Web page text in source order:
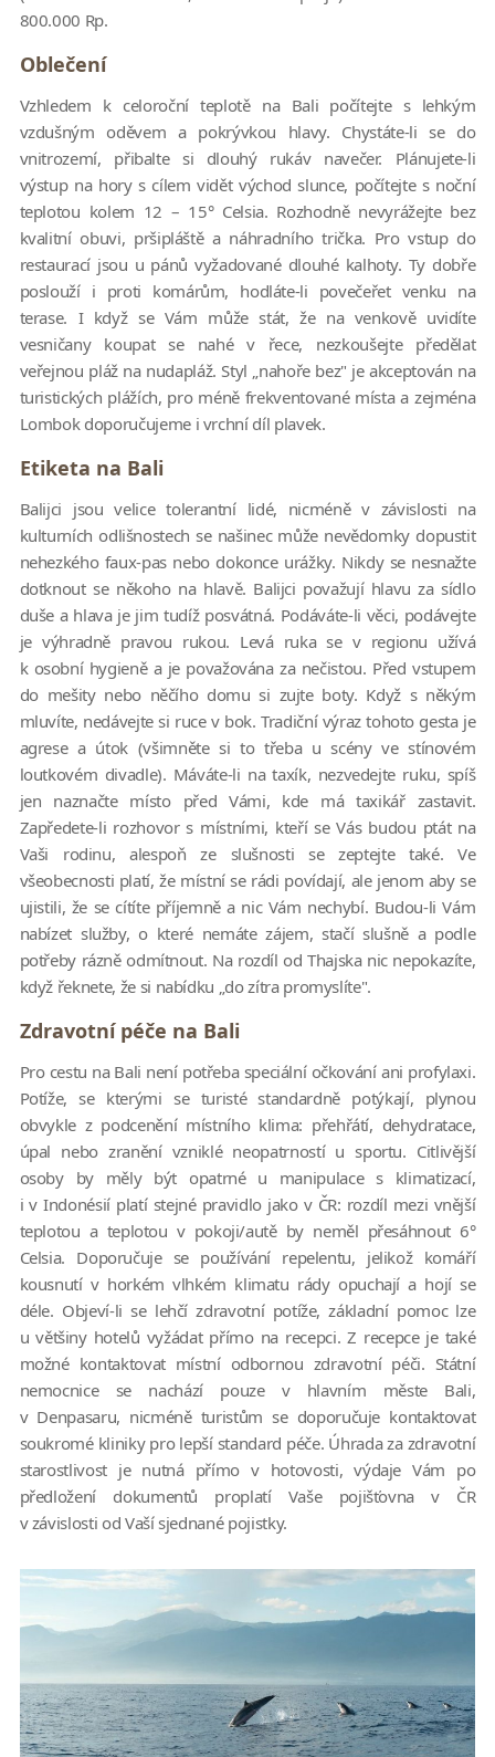
800.000 Rp.
Oblečení
Vzhledem k celoroční teplotě na Bali počítejte s lehkým
vzdušným oděvem a pokrývkou hlavy. Chystáte-li se do
vnitrozemí, přibalte si dlouhý rukáv navečer. Plánujete-li
výstup na hory s cílem vidět východ slunce, počítejte s noční
teplotou kolem 12 – 15° Celsia. Rozhodně nevyrážejte bez
kvalitní obuvi, pršipláště a náhradního trička. Pro vstup do
restaurací jsou u pánů vyžadované dlouhé kalhoty. Ty dobře
poslouží i proti komárům, hodláte-li povečeřet venku na
terase. I když se Vám může stát, že na venkově uvidíte
vesničany koupat se nahé v řece, nezkoušejte předělat
veřejnou pláž na nudapláž. Styl „nahoře bez" je akceptován na
turistických plážích, pro méně frekventované místa a zejména
Lombok doporučujeme i vrchní díl plavek.
Etiketa na Bali
Balijci jsou velice tolerantní lidé, nicméně v závislosti na
kulturních odlišnostech se našinec může nevědomky dopustit
nehezkého faux-pas nebo dokonce urážky. Nikdy se nesnažte
dotknout se někoho na hlavě. Balijci považují hlavu za sídlo
duše a hlava je jim tudíž posvátná. Podáváte-li věci, podávejte
je výhradně pravou rukou. Levá ruka se v regionu užívá
k osobní hygieně a je považována za nečistou. Před vstupem
do mešity nebo něčího domu si zujte boty. Když s někým
mluvíte, nedávejte si ruce v bok. Tradiční výraz tohoto gesta je
agrese a útok (všimněte si to třeba u scény ve stínovém
loutkovém divadle). Máváte-li na taxík, nezvedejte ruku, spíš
jen naznačte místo před Vámi, kde má taxikář zastavit.
Zapředete-li rozhovor s místními, kteří se Vás budou ptát na
Vaši rodinu, alespoň ze slušnosti se zeptejte také. Ve
všeobecnosti platí, že místní se rádi povídají, ale jenom aby se
ujistili, že se cítíte příjemně a nic Vám nechybí. Budou-li Vám
nabízet služby, o které nemáte zájem, stačí slušně a podle
potřeby rázně odmítnout. Na rozdíl od Thajska nic nepokazíte,
když řeknete, že si nabídku „do zítra promyslíte".
Zdravotní péče na Bali
Pro cestu na Bali není potřeba speciální očkování ani profylaxi.
Potíže, se kterými se turisté standardně potýkají, plynou
obvykle z podcenění místního klima: přehřátí, dehydratace,
úpal nebo zranění vzniklé neopatrností u sportu. Citlivější
osoby by měly být opatrné u manipulace s klimatizací,
i v Indonésií platí stejné pravidlo jako v ČR: rozdíl mezi vnější
teplotou a teplotou v pokoji/autě by neměl přesáhnout 6°
Celsia. Doporučuje se používání repelentu, jelikož komáří
kousnutí v horkém vlhkém klimatu rády opuchají a hojí se
déle. Objeví-li se lehčí zdravotní potíže, základní pomoc lze
u většiny hotelů vyžádat přímo na recepci. Z recepce je také
možné kontaktovat místní odbornou zdravotní péči. Státní
nemocnice se nachází pouze v hlavním měste Bali,
v Denpasaru, nicméně turistům se doporučuje kontaktovat
soukromé kliniky pro lepší standard péče. Úhrada za zdravotní
starostlivost je nutná přímo v hotovosti, výdaje Vám po
předložení dokumentů proplatí Vaše pojišťovna v ČR
v závislosti od Vaší sjednané pojistky.